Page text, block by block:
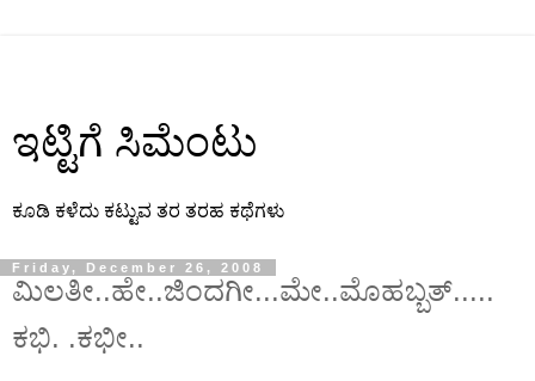
ಇಟ್ಟಿಗೆ ಸಿಮೆಂಟು
ಕೂಡಿ ಕಳೆದು ಕಟ್ಟುವ ತರ ತರಹ ಕಥೆಗಳು
Friday, December 26, 2008
ಮಿಲತೀ..ಹೇ..ಜಿಂದಗೀ...ಮೇ..ಮೊಹಬ್ಬತ್.....
ಕಭಿ. .ಕಭೀ..